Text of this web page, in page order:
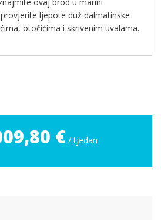
ljepote duž dalmatinske
otočićima i skrivenim uvalama.
€ / tjedan